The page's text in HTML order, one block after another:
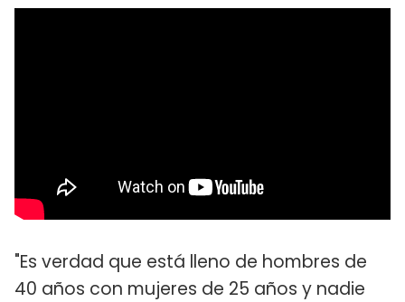
"Es verdad que está lleno de hombres de
40 años con mujeres de 25 años y nadie